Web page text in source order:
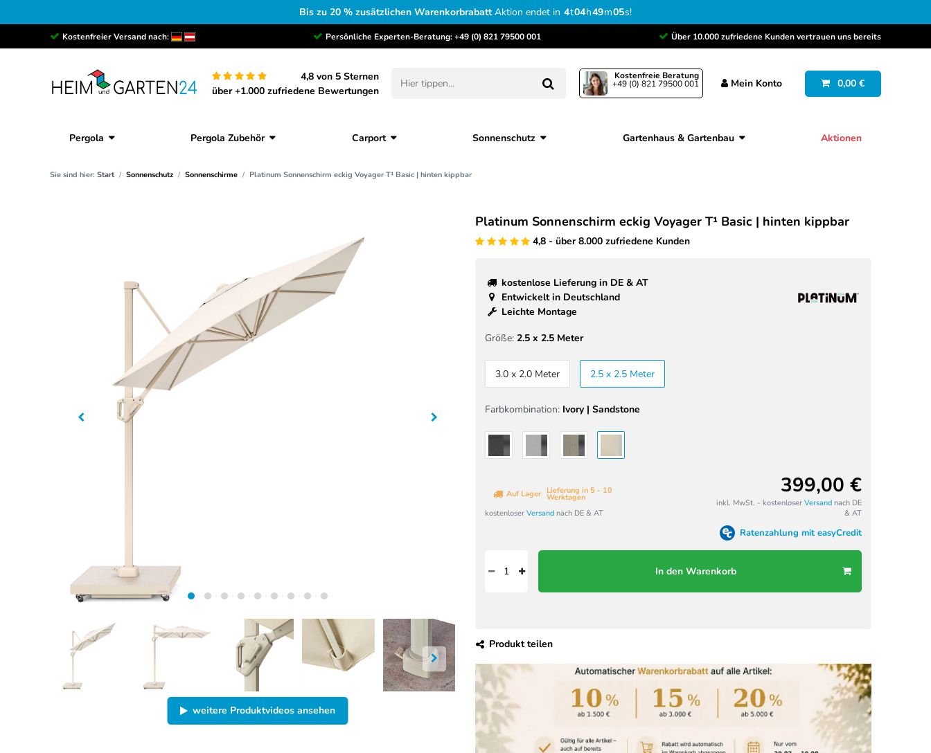
Bis zu 20 % zusätzlichen WarenkorbrabattAktion endet in 4t04h49m04s!
Kostenfreier Versand nach: Persönliche Experten-Beratung:+49 (0) 821 79500 001 Über 10.000 zufriedene Kunden vertrauen uns bereits
4,8 von 5 Sternen
über +1.000 zufriedene Bewertungen
Kostenfreie Beratung
+49 (0) 821 79500 001 Mein Konto 0,00 €
Pergola Pergola Zubehör Carport Sonnenschutz Gartenhaus & Gartenbau Aktionen
Sie sind hier: Start Sonnenschutz Sonnenschirme Platinum Sonnenschirm eckig Voyager T¹ Basic | hinten kippbar
weitere Produktvideos ansehen
Platinum Sonnenschirm eckig Voyager T¹ Basic | hinten kippbar
4,8 - über 8.000 zufriedene Kunden
kostenlose Lieferung in DE & AT
Entwickelt in Deutschland
Leichte Montage
Größe: 2.5 x 2.5 Meter
3.0 x 2.0 Meter 2.5 x 2.5 Meter
Farbkombination: Ivory | Sandstone
Lieferung in 5 - 10
Werktagen
Auf Lager
kostenloser Versand nach DE & AT
399,00 €
inkl. MwSt. - kostenloser Versand nach DE
& AT
Ratenzahlung mit easyCredit
In den Warenkorb
Produkt teilen